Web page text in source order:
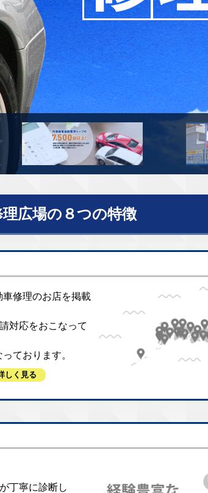
理広場の８つの特徴
修理のお店を掲載
対応をおこなって
ております。
しく見る
丁寧に診断し